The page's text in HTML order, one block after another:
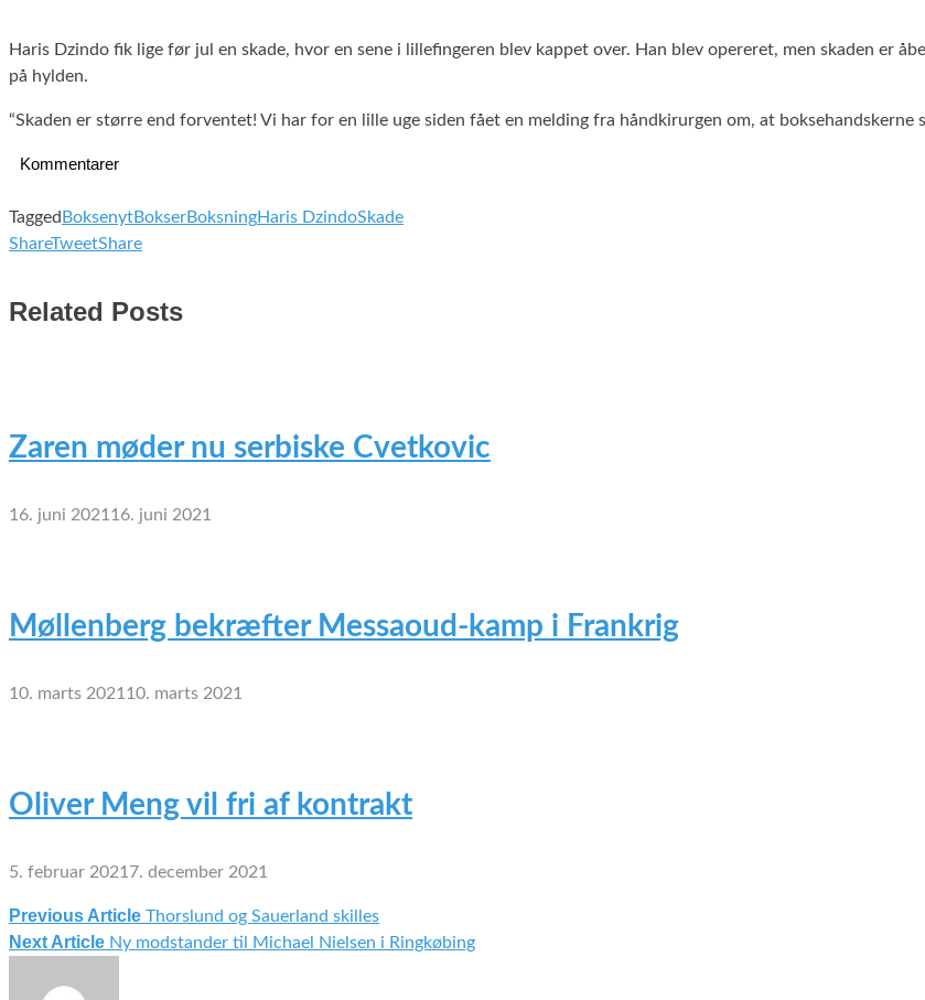
Haris Dzindo fik lige før jul en skade, hvor en sene i lillefingeren blev kappet over. Han blev opereret, men skaden er
på hylden.
“Skaden er større end forventet! Vi har for en lille uge siden fået en melding fra håndkirurgen om, at boksehandskerne
Kommentarer
Tagged BoksenytBokserBoksningHaris DzindoSkade
ShareTweetShare
Related Posts
Zaren møder nu serbiske Cvetkovic
16. juni 2021 16. juni 2021
Møllenberg bekræfter Messaoud-kamp i Frankrig
10. marts 2021 10. marts 2021
Oliver Meng vil fri af kontrakt
5. februar 2021 7. december 2021
Indlægsnavigation
Previous Article Thorslund og Sauerland skilles
Next Article Ny modstander til Michael Nielsen i Ringkøbing